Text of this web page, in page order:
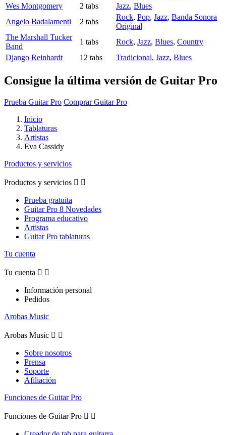
Wes Montgomery
2 tabs Jazz, Blues
Angelo Badalamenti
2 tabs
Rock, Pop, Jazz, Banda Sonora
Original
The Marshall Tucker
Band
1 tabs Rock, Jazz, Blues, Country
Django Reinhardt
12 tabs Tradicional, Jazz, Blues
Consigue la última versión de Guitar Pro
Prueba Guitar Pro Comprar Guitar Pro
Inicio
Tablaturas
Artistas
Eva Cassidy
Productos y servicios
Productos y servicios  
Prueba gratuita
Guitar Pro 8 Novedades
Programa educativo
Artistas
Guitar Pro tablaturas
Tu cuenta
Tu cuenta  
Información personal
Pedidos
Arobas Music
Arobas Music  
Sobre nosotros
Prensa
Soporte
Afiliación
Funciones de Guitar Pro
Funciones de Guitar Pro  